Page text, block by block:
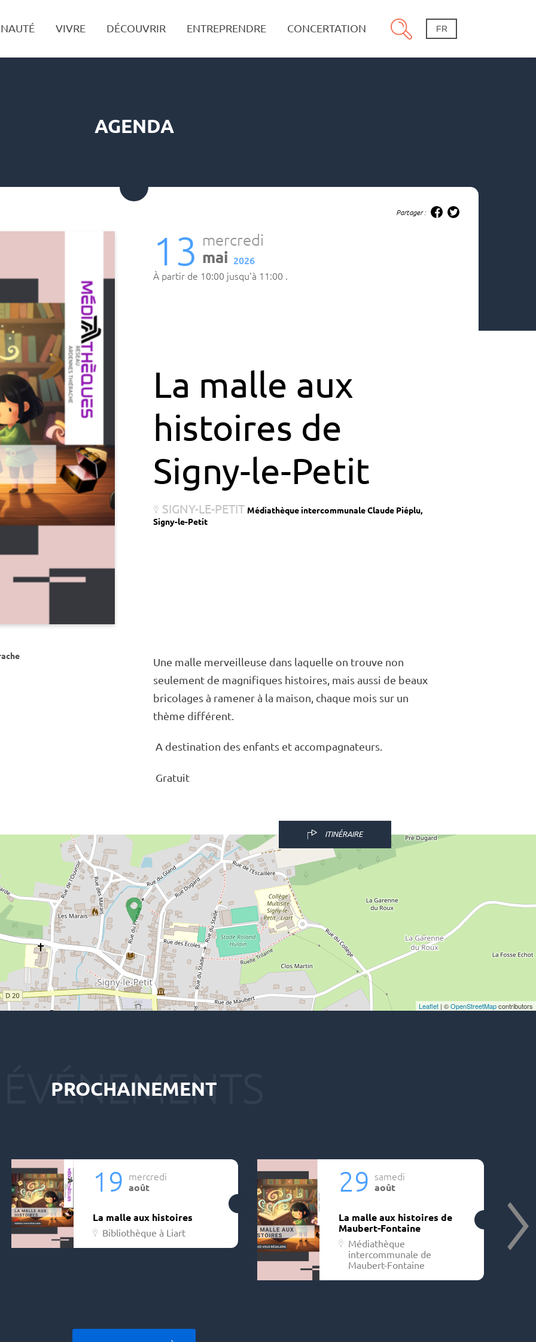
VIVRE DÉCOUVRIR ENTREPRENDRE CONCERTATION
Recherche FR
AGENDA
Partager :
La malle aux
histoires de
Signy-le-Petit
SIGNY-LE-PETIT Médiathèque intercommunale Claude Piéplu,
Signy-le-Petit
mercredi
13 mai 2026
à partir de 10:00 jusqu'à 11:00 .
Une malle merveilleuse dans laquelle on trouve non
seule­ment de magni­fiques histoires, mais aussi de beaux
brico­lages à rame­ner à la maison, chaque mois sur un
thème diffé­rent.
A desti­na­tion des enfants et accom­pa­gna­teurs.
Gratuit
ITINÉRAIRE
Leaflet | ©OpenStreetMapcontributors
PROCHAINEMENT
La malle aux histoires
Bibliothèque à Liart
mercredi
19 août
La malle aux histoires de
Maubert-Fontaine
Médiathèque
intercommunale de
Maubert-Fontaine
samedi
29 août